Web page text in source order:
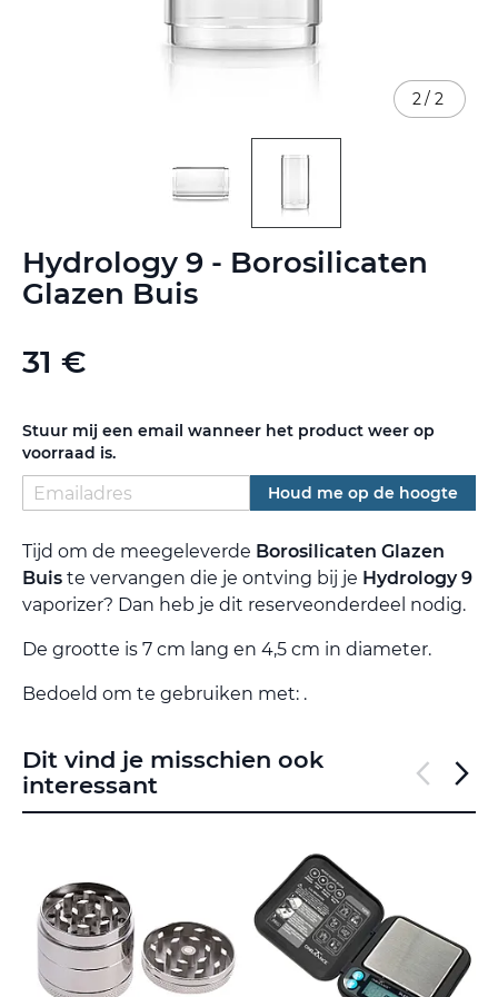
Hydrology 9 - Borosilicaten
Glazen Buis
31 €
Stuur mij een email wanneer het product weer op
voorraad is.
Houd me op de hoogte
Tijd om de meegeleverde Borosilicaten Glazen
Buis te vervangen die je ontving bij je Hydrology 9
vaporizer? Dan heb je dit reserveonderdeel nodig.
De grootte is 7 cm lang en 4,5 cm in diameter.
Bedoeld om te gebruiken met: .
2 / 2
naar
het
begin
de
afbeeldingen-
Dit vind je misschien ook
interessant